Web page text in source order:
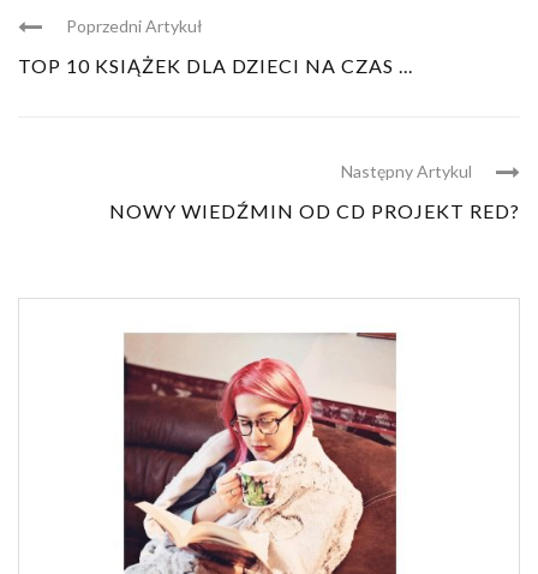
Poprzedni Artykuł
TOP 10 KSIĄŻEK DLA DZIECI NA CZAS ...
Następny Artykul
NOWY WIEDŹMIN OD CD PROJEKT RED?